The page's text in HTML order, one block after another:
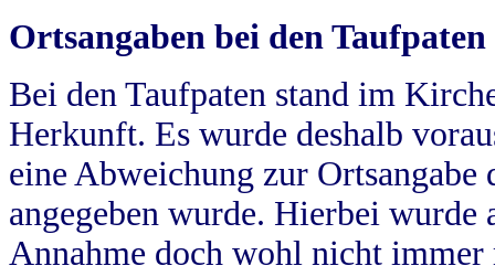
Ortsangaben bei den Taufpaten
Bei den Taufpaten stand im
Herkunft. Es wurde deshalb
eine Abweichung zur
angegeben wurde. Hierbei wurde
Annahme doch wohl nicht